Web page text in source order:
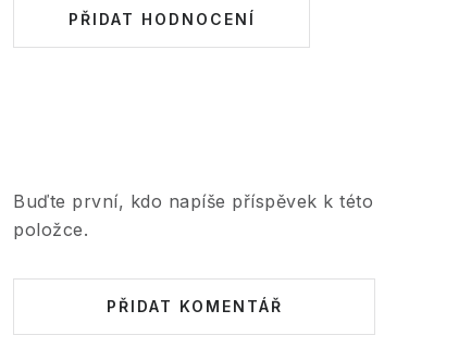
PŘIDAT HODNOCENÍ
Buďte první, kdo napíše příspěvek k této
položce.
PŘIDAT KOMENTÁŘ